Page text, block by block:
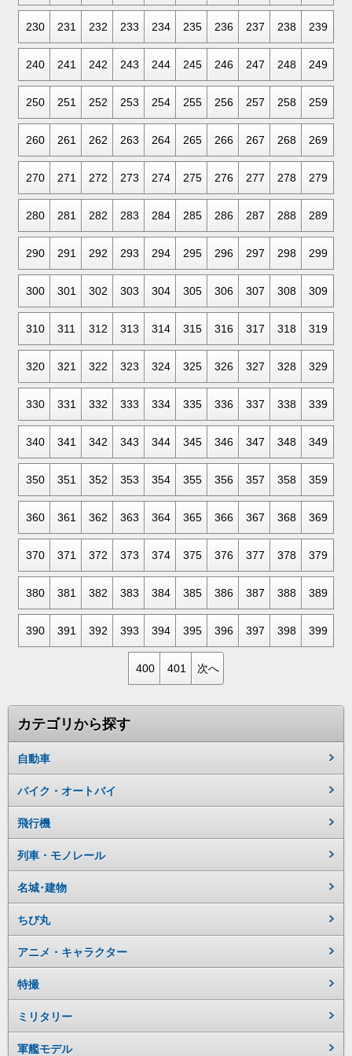
230 231 232 233 234 235 236 237 238 239
240 241 242 243 244 245 246 247 248 249
250 251 252 253 254 255 256 257 258 259
260 261 262 263 264 265 266 267 268 269
270 271 272 273 274 275 276 277 278 279
280 281 282 283 284 285 286 287 288 289
290 291 292 293 294 295 296 297 298 299
300 301 302 303 304 305 306 307 308 309
310 311 312 313 314 315 316 317 318 319
320 321 322 323 324 325 326 327 328 329
330 331 332 333 334 335 336 337 338 339
340 341 342 343 344 345 346 347 348 349
350 351 352 353 354 355 356 357 358 359
360 361 362 363 364 365 366 367 368 369
370 371 372 373 374 375 376 377 378 379
380 381 382 383 384 385 386 387 388 389
390 391 392 393 394 395 396 397 398 399
400 401 次へ
カテゴリから探す
自動車
バイク・オートバイ
飛行機
列車・モノレール
名城･建物
ちび丸
アニメ・キャラクター
特撮
ミリタリー
軍艦モデル